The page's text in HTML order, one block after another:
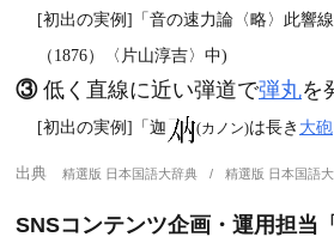
[初出の実例]「音の速力論〈略〉此響
（1876）〈片山淳吉〉中)
③低く直線に近い弾道で弾丸を
[初出の実例]「迦 (カノン)は長き 大砲
出典 精選版 日本国語大辞典 精選版 日本国語
SNSコンテンツ企画・運用担当